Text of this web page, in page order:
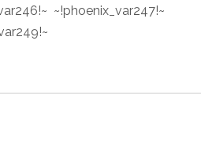
~!phoenix_var247!~